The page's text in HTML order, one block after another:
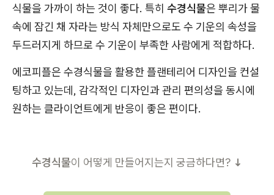
식물을 가까이 하는 것이 좋다. 특히 수경식물은 뿌리가 물
속에 잠긴 채 자라는 방식 자체만으로도 수 기운의 속성을
두드러지게 하므로 수 기운이 부족한 사람에게 적합하다.
에코피플은 수경식물을 활용한 플랜테리어 디자인을 컨설
팅하고 있는데, 감각적인 디자인과 관리 편의성을 동시에
원하는 클라이언트에게 반응이 좋은 편이다.
수경식물이 어떻게 만들어지는지 궁금하다면?↓